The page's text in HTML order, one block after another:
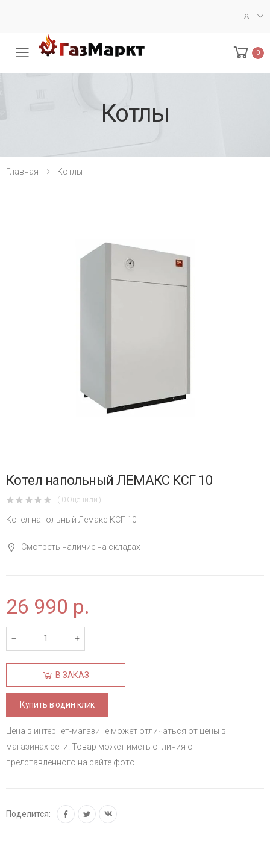
Меню 0
Котлы
Главная Котлы
Котел напольный ЛЕМАКС КСГ 10
( 0 Оценили )
Котел напольный Лемакс КСГ 10
Смотреть наличие на складах
26 990 р.
В ЗАКАЗ
Купить в один клик
Цена в интернет-магазине может отличаться от цены в
магазинах сети. Товар может иметь отличия от
представленного на сайте фото.
Поделится: